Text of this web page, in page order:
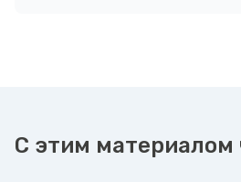
С этим материалом